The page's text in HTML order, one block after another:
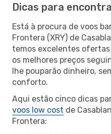
Dicas para
Está à procura de voos
Frontera (XRY) de
temos excelentes
os melhores preços
lhe pouparão dinheiro,
conforto.
Aqui estão cinco dicas
voos low cost de
Frontera: